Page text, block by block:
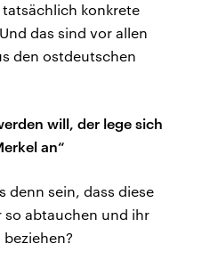
konkrete
das sind vor allen
den ostdeutschen
will, der lege sich
an“
denn sein, dass diese
so abtauchen und ihr